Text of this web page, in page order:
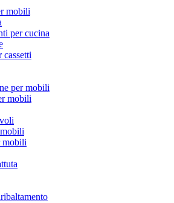
mobili
per cucina
per mobili
mobili
mobili